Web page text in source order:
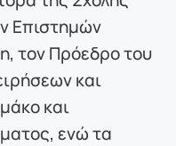
Επιστημών
τον Πρόεδρο του
και
και
ενώ τα